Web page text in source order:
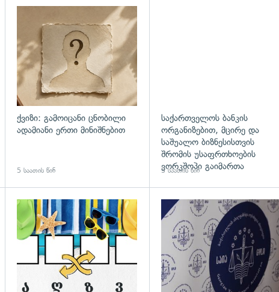
ქვიზი: გამოიცანი ცნობილი
ადამიანი ერთი მინიშნებით
5 საათის წინ
საქართველოს ბანკის
ორგანიზებით, მცირე და
საშუალო ბიზნესისთვის
შრომის უსაფრთხოების
ვორკშოპი გაიმართა
5 საათის წინ
გადახედვა